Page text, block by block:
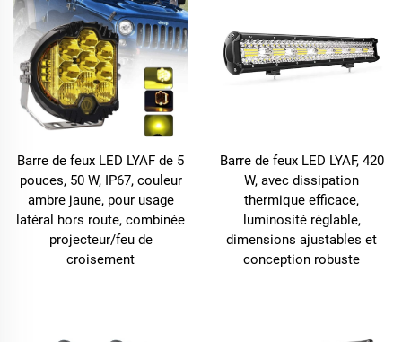
Barre de feux LED LYAF de 5
pouces, 50 W, IP67, couleur
ambre jaune, pour usage
latéral hors route, combinée
projecteur/feu de
croisement
Barre de feux LED LYAF, 420
W, avec dissipation
thermique efficace,
luminosité réglable,
dimensions ajustables et
conception robuste